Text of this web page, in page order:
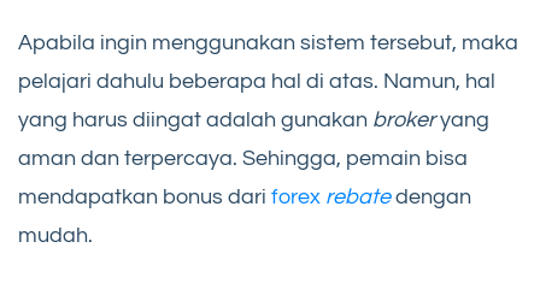
Apabila ingin menggunakan sistem tersebut, maka
pelajari dahulu beberapa hal di atas. Namun, hal
yang harus diingat adalah gunakan brokeryang
aman dan terpercaya. Sehingga, pemain bisa
mendapatkan bonus dari forex rebate dengan
mudah.